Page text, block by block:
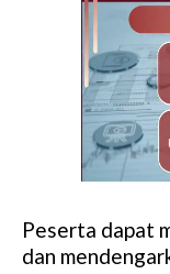
Peserta dapat
dan